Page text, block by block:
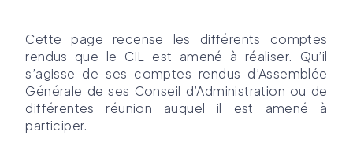
Cette page recense les différents comptes
rendus que le CIL est amené à réaliser. Qu’il
s’agisse de ses comptes rendus d’Assemblée
Générale de ses Conseil d’Administration ou de
différentes réunion auquel il est amené à
participer.